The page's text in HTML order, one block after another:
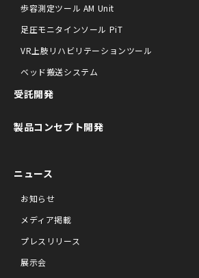
歩容測定ツール AM Unit
足圧モニタインソール PiT
VR上肢リハビリテーションツール
ベッド搬送システム
受託開発
製品コンセプト開発
ニュース
お知らせ
メディア掲載
プレスリリース
展示会